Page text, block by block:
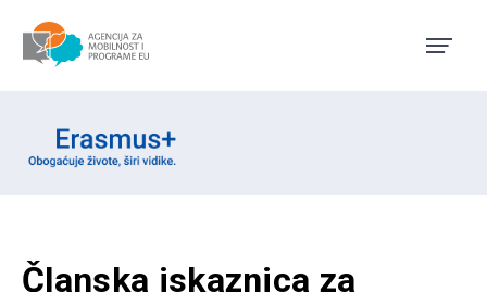
Članska iskaznica za